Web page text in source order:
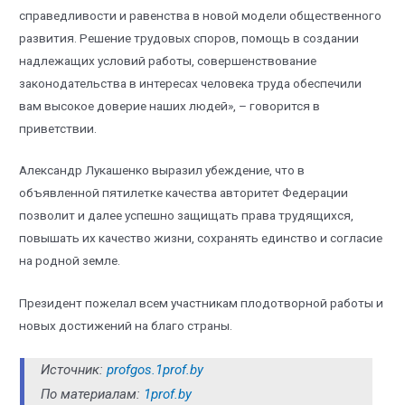
справедливости и равенства в новой модели общественного
развития. Решение трудовых споров, помощь в создании
надлежащих условий работы, совершенствование
законодательства в интересах человека труда обеспечили
вам высокое доверие наших людей», – говорится в
приветствии.
Александр Лукашенко выразил убеждение, что в
объявленной пятилетке качества авторитет Федерации
позволит и далее успешно защищать права трудящихся,
повышать их качество жизни, сохранять единство и согласие
на родной земле.
Президент пожелал всем участникам плодотворной работы и
новых достижений на благо страны.
Источник:profgos.1prof.by
По материалам: 1prof.by